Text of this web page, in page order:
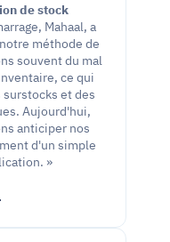
de stock
Mahaal, a
méthode de
souvent du mal
ce qui
et des
Aujourd'hui,
anticiper nos
d'un simple
»